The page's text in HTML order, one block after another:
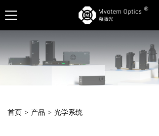
首页 > 产品 > 光学系统